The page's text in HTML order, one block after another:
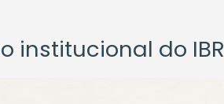
institucional do